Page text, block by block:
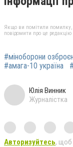
Якщо ви помітили помилку,
повідомити про це редакцію
#міноборони
#амага-10 україна
Юлія Винник
Журналістка
Авторизуйтесь, щоб